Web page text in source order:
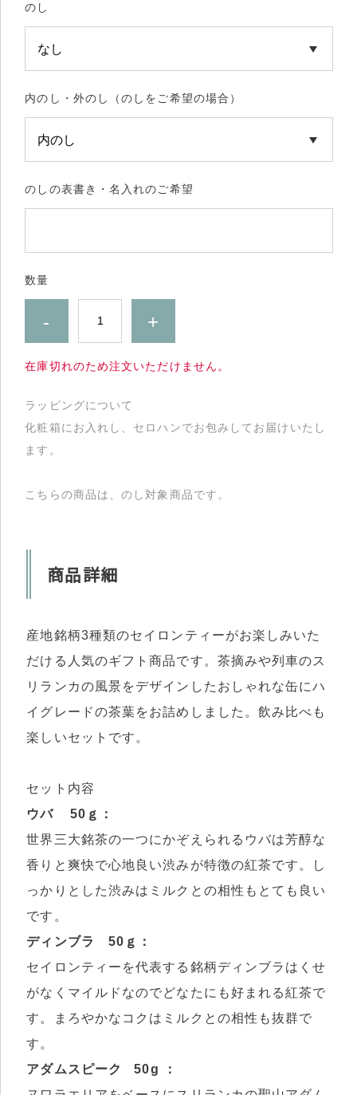
のし
内のし・外のし（のしをご希望の場合）
のしの表書き・名入れのご希望
数量
- +
在庫切れのため注文いただけません。
ラッピングについて
化粧箱にお入れし、セロハンでお包みしてお届けいたし
ます。
こちらの商品は、のし対象商品です。
商品詳細
産地銘柄3種類のセイロンティーがお楽しみいた
だける人気のギフト商品です。茶摘みや列車のス
リランカの風景をデザインしたおしゃれな缶にハ
イグレードの茶葉をお詰めしました。飲み比べも
楽しいセットです。
セット内容
ウバ 50ｇ：
世界三大銘茶の一つにかぞえられるウバは芳醇な
香りと爽快で心地良い渋みが特徴の紅茶です。し
っかりとした渋みはミルクとの相性もとても良い
です。
ディンブラ 50ｇ：
セイロンティーを代表する銘柄ディンブラはくせ
がなくマイルドなのでどなたにも好まれる紅茶で
す。まろやかなコクはミルクとの相性も抜群で
す。
アダムスピーク 50g ：